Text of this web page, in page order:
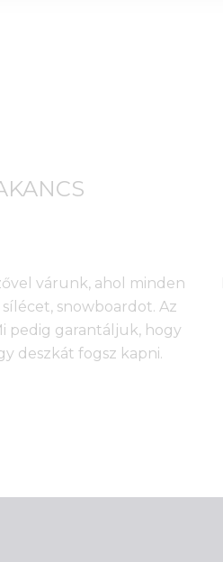
várunk, ahol minden
snowboardot. Az
pedig garantáljuk, hogy
deszkát fogsz kapni.